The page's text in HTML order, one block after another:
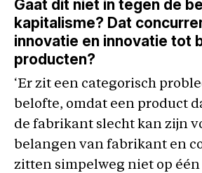
Gaat dit niet in tegen de
kapitalisme? Dat
innovatie en innovatie tot
producten?
‘Er zit een categorisch
belofte, omdat een product
de fabrikant slecht kan zijn
belangen van fabrikant en
zitten simpelweg niet op